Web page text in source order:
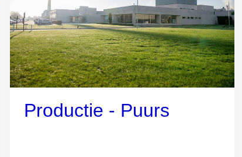
Productie - Puurs